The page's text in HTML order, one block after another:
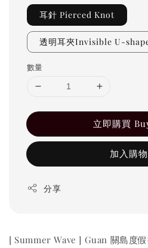
耳針 Pierced Knot
透明耳夾Invisible U-
數量
立即購買
加入購
分享
[ Summer Wave ] Guan 關島度